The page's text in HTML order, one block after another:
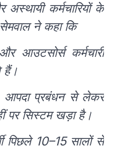
कर्मचारियों के
ने कहा कि
आउटसोर्स कर्मचारी
हैं।
आपदा प्रबंधन से लेकर
पर सिस्टम खड़ा है।
पिछले 10–15 सालों से